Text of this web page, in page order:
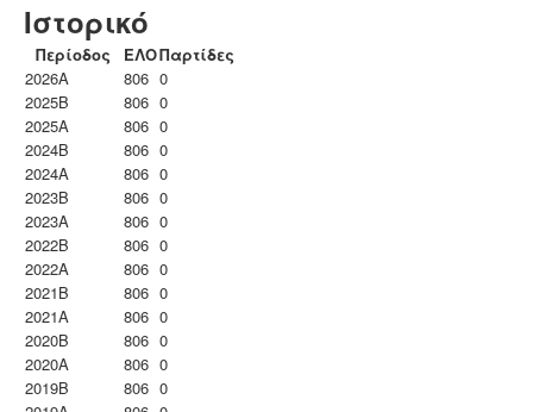
Ιστορικό
Περίοδος ΕΛΟΠαρτίδες
2026A
806 0
2025B
806 0
2025A
806 0
2024B
806 0
2024A
806 0
2023B
806 0
2023Α
806 0
2022B
806 0
2022A
806 0
2021B
806 0
2021A
806 0
2020B
806 0
2020A
806 0
2019B
806 0